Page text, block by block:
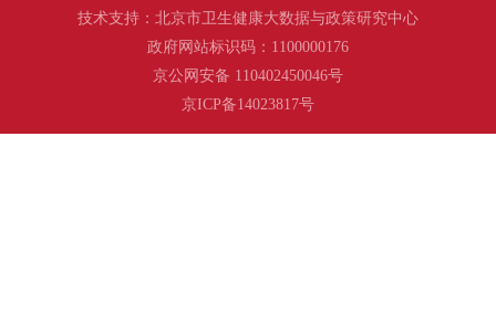
技术支持：北京市卫生健康大数据与政策研究中心
政府网站标识码：1100000176
京公网安备 110402450046号
京ICP备14023817号